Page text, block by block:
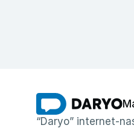
“Daryo” internet-